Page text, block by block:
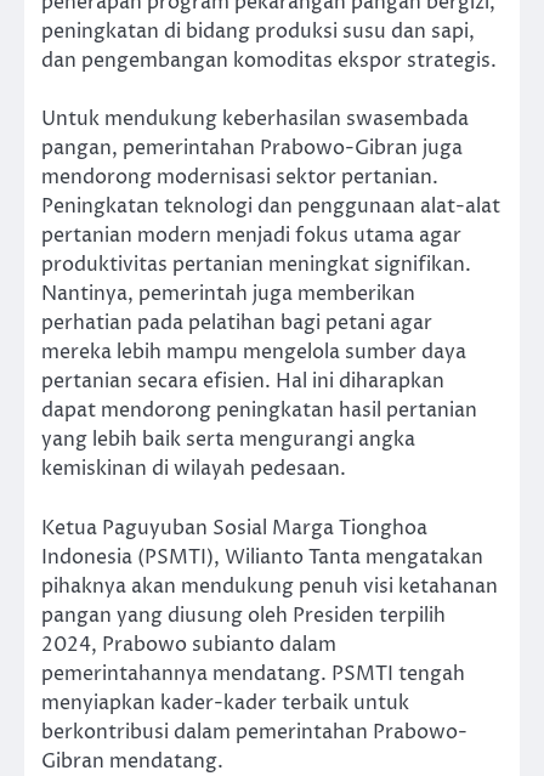
peningkatan di bidang produksi susu dan sapi,
dan pengembangan komoditas ekspor strategis.
Untuk mendukung keberhasilan swasembada
pangan, pemerintahan Prabowo-Gibran juga
mendorong modernisasi sektor pertanian.
Peningkatan teknologi dan penggunaan alat-alat
pertanian modern menjadi fokus utama agar
produktivitas pertanian meningkat signifikan.
Nantinya, pemerintah juga memberikan
perhatian pada pelatihan bagi petani agar
mereka lebih mampu mengelola sumber daya
pertanian secara efisien. Hal ini diharapkan
dapat mendorong peningkatan hasil pertanian
yang lebih baik serta mengurangi angka
kemiskinan di wilayah pedesaan.
Ketua Paguyuban Sosial Marga Tionghoa
Indonesia (PSMTI), Wilianto Tanta mengatakan
pihaknya akan mendukung penuh visi ketahanan
pangan yang diusung oleh Presiden terpilih
2024, Prabowo subianto dalam
pemerintahannya mendatang. PSMTI tengah
menyiapkan kader-kader terbaik untuk
berkontribusi dalam pemerintahan Prabowo-
Gibran mendatang.